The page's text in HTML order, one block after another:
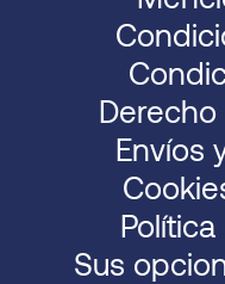
Envíos
Sus